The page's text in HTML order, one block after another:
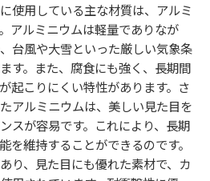
使用している主な材質は、アルミ
アルミニウムは軽量でありなが
台風や大雪といった厳しい気象条
す。また、腐食にも強く、長期間
起こりにくい特性があります。さ
アルミニウムは、美しい見た目を
スが容易です。これにより、長期
を維持することができるのです。
り、見た目にも優れた素材で、カ